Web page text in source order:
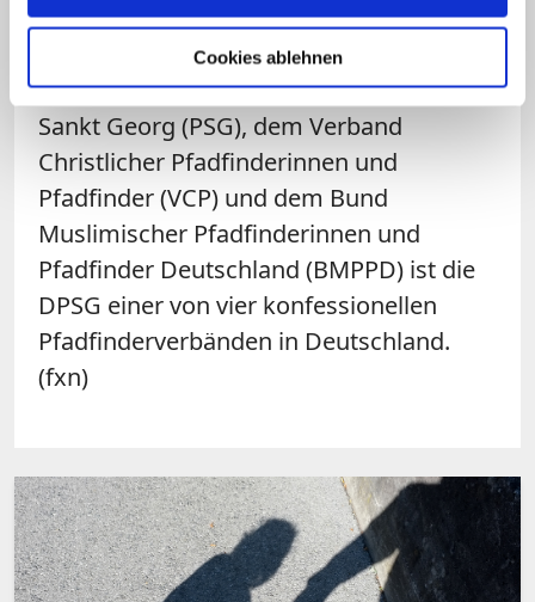
Cookies ablehnen
Pfadfinder*innenverbändesowie im
Bund der Deutschen Katholischen Jugend
(BDKJ). Neben der Pfadfinderinnenschaft
Sankt Georg (PSG), dem Verband
Christlicher Pfadfinderinnen und
Pfadfinder (VCP) und dem Bund
Muslimischer Pfadfinderinnen und
Pfadfinder Deutschland (BMPPD) ist die
DPSG einer von vier konfessionellen
Pfadfinderverbänden in Deutschland.
(fxn)